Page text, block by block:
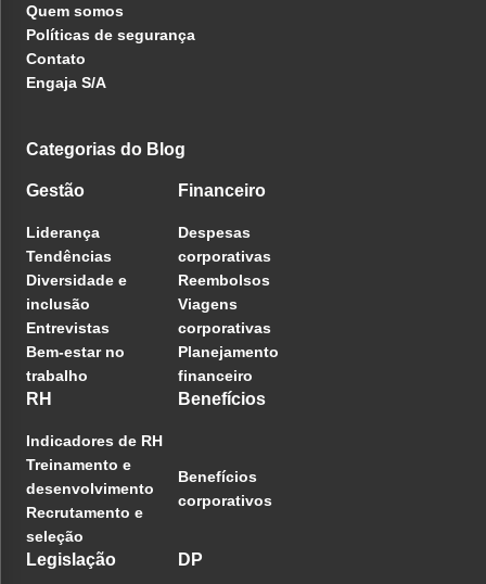
Quem somos
Políticas de segurança
Contato
Engaja S/A
Categorias do Blog
Gestão
Liderança
Tendências
Diversidade e
inclusão
Entrevistas
Bem-estar no
trabalho
Financeiro
Despesas
corporativas
Reembolsos
Viagens
corporativas
Planejamento
financeiro
RH
Indicadores de RH
Treinamento e
desenvolvimento
Recrutamento e
seleção
Benefícios
Benefícios
corporativos
Legislação DP